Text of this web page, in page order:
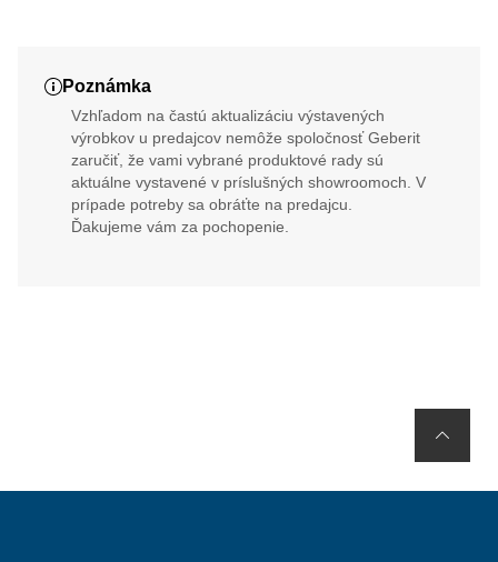
Poznámka
Vzhľadom na častú aktualizáciu výstavených
výrobkov u predajcov nemôže spoločnosť Geberit
zaručiť, že vami vybrané produktové rady sú
aktuálne vystavené v príslušných showroomoch. V
prípade potreby sa obráťte na predajcu.
Ďakujeme vám za pochopenie.